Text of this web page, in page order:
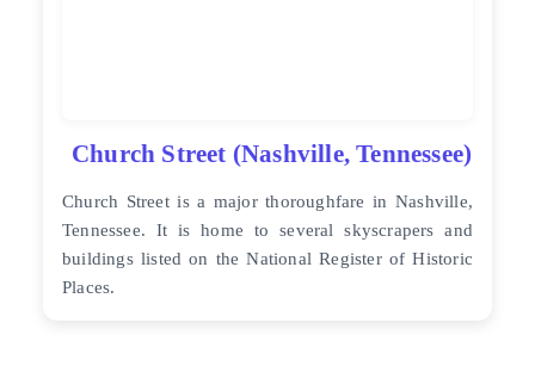
Church Street (Nashville, Tennessee)
Church Street is a major thoroughfare in Nashville,
Tennessee. It is home to several skyscrapers and
buildings listed on the National Register of Historic
Places.